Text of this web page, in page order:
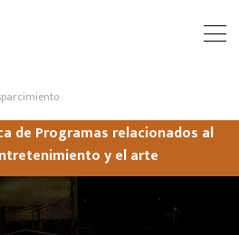
de Programas relacionados al
y el arte